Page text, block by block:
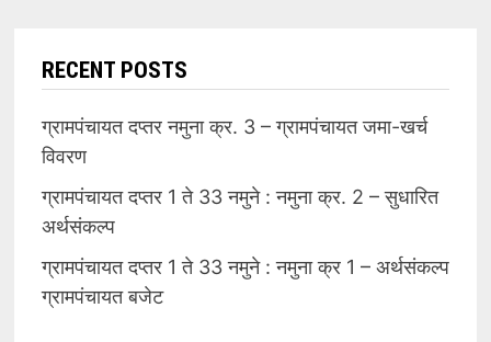
RECENT POSTS
ग्रामपंचायत दप्तर नमुना क्र. 3 – ग्रामपंचायत जमा-खर्च
विवरण
ग्रामपंचायत दप्तर 1 ते 33 नमुने : नमुना क्र. 2 – सुधारित
अर्थसंकल्प
ग्रामपंचायत दप्तर 1 ते 33 नमुने : नमुना क्र 1 – अर्थसंकल्प
ग्रामपंचायत बजेट